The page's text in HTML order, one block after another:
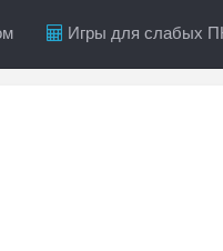
Игры для слабых